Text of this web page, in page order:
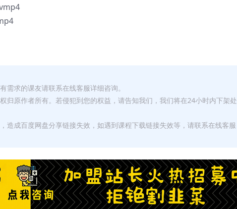
需求的课友请联系在线客服详细咨询。
归原作者所有。若侵犯到您的权益，请告知我们，我们将在24小时内下架处
造成百度网盘分享链接失效，如遇到课程下载链接失效等，请联系在线客服